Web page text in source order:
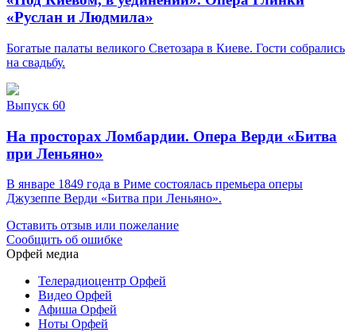
«Руслан и Людмила»
Богатые палаты великого Светозара в Киеве. Гости собрались
на свадьбу.
Выпуск 60
На просторах Ломбардии. Опера Верди «Битва
при Леньяно»
В январе 1849 года в Риме состоялась премьера оперы
Джузеппе Верди «Битва при Леньяно».
Оставить отзыв или пожелание
Сообщить об ошибке
Орфей медиа
Телерадиоцентр Орфей
Видео Орфей
Афиша Орфей
Ноты Орфей